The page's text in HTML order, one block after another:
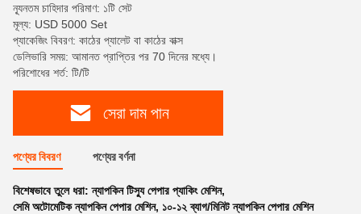
ন্যূনতম চাহিদার পরিমাণ: ১টি সেট
মূল্য: USD 5000 Set
প্যাকেজিং বিবরণ: কাঠের প্যালেট বা কাঠের বাক্স
ডেলিভারি সময়: আমানত প্রাপ্তির পর 70 দিনের মধ্যে।
পরিশোধের শর্ত: টি/টি
সেরা দাম পান
পণ্যের বিবরণ পণ্যের বর্ণনা
বিশেষভাবে তুলে ধরা:ন্যাপকিন টিস্যু পেপার প্যাকিং মেশিন,
সেমি অটোমেটিক ন্যাপকিন পেপার মেশিন, ১০-১২ ব্যাগ/মিনিট ন্যাপকিন পেপার মেশিন